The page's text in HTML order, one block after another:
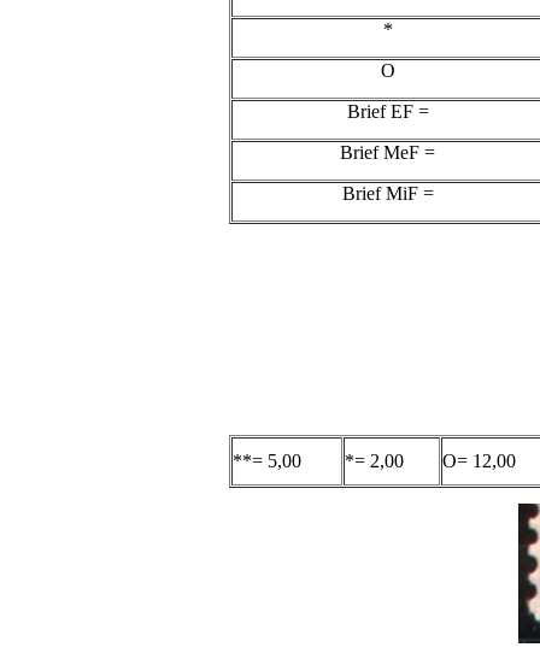
*
O
Brief EF =
Brief MeF =
Brief MiF =
**= 5,00 *= 2,00 O= 12,00